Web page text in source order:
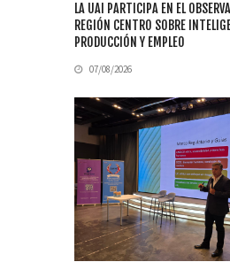
LA UAI PARTICIPA EN EL
REGIÓN CENTRO SOBRE
PRODUCCIÓN Y EMPLEO
07/08/2026